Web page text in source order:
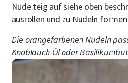
Nudelteig auf siehe oben
ausrollen und zu Nudeln formen.
Die orangefarbenen Nudeln
Knoblauch-Öl oder